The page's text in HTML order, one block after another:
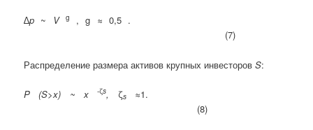
∆p ~ V g , g ≈ 0,5 .
(7)
Распределение размера активов крупных инвесторовS:
P (S>x) ~ x -ζs, ζs≈1.
(8)